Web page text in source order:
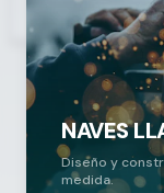
NAVES
Diseño y
medida.